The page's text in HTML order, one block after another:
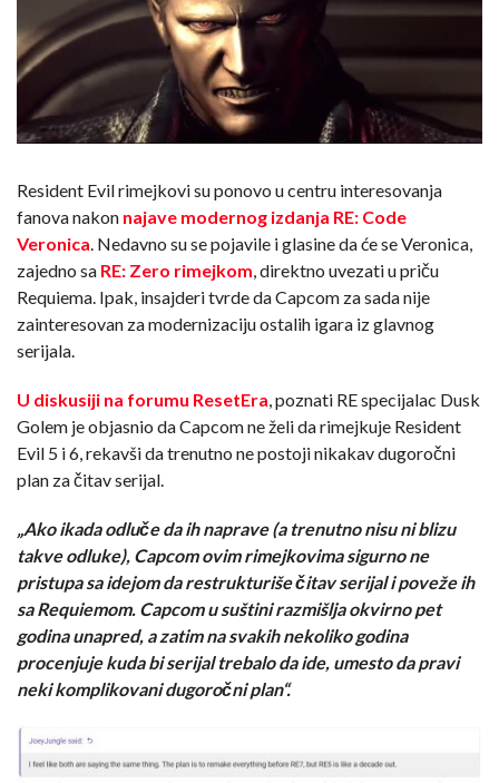
Resident Evil rimejkovi su ponovo u centru interesovanja
fanova nakon najave modernog izdanja RE: Code
Veronica . Nedavno su se pojavile i glasine da će se Veronica,
zajedno sa RE: Zero rimejkom , direktno uvezati u priču
Requiema. Ipak, insajderi tvrde da Capcom za sada nije
zainteresovan za modernizaciju ostalih igara iz glavnog
serijala.
U diskusiji na forumu ResetEra , poznati RE specijalac Dusk
Golem je objasnio da Capcom ne želi da rimejkuje Resident
Evil 5 i 6, rekavši da trenutno ne postoji nikakav dugoročni
plan za čitav serijal.
„Ako ikada odluče da ih naprave (a trenutno nisu ni blizu
takve odluke), Capcom ovim rimejkovima sigurno ne
pristupa sa idejom da restrukturiše čitav serijal i poveže ih
sa Requiemom. Capcom u suštini razmišlja okvirno pet
godina unapred, a zatim na svakih nekoliko godina
procenjuje kuda bi serijal trebalo da ide, umesto da pravi
neki komplikovani dugoročni plan“.